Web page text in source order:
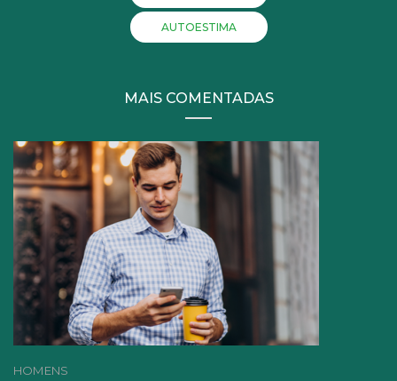
AUTOESTIMA
MAIS COMENTADAS
HOMENS